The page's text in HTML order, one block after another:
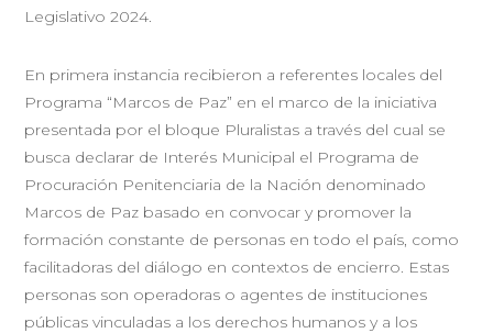
Legislativo 2024.
En primera instancia recibieron a referentes locales del
Programa “Marcos de Paz” en el marco de la iniciativa
presentada por el bloque Pluralistas a través del cual se
busca declarar de Interés Municipal el Programa de
Procuración Penitenciaria de la Nación denominado
Marcos de Paz basado en convocar y promover la
formación constante de personas en todo el país, como
facilitadoras del diálogo en contextos de encierro. Estas
personas son operadoras o agentes de instituciones
públicas vinculadas a los derechos humanos y a los